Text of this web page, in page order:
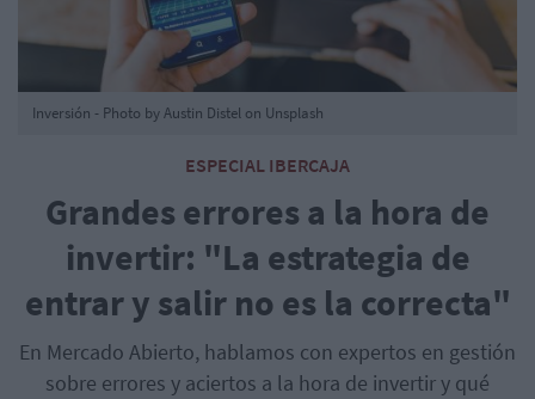
ESPECIAL IBERCAJA
Grandes errores a la hora de
invertir: "La estrategia de
entrar y salir no es la correcta"
En Mercado Abierto, hablamos con expertos en gestión
sobre errores y aciertos a la hora de invertir y qué
Inversión - Photo by Austin Distel on Unsplash